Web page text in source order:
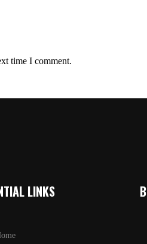
time I comment.
LINKS